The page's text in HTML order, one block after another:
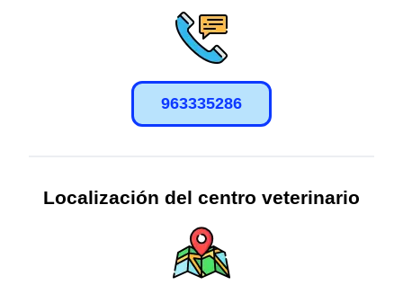
963335286
Localización del centro veterinario